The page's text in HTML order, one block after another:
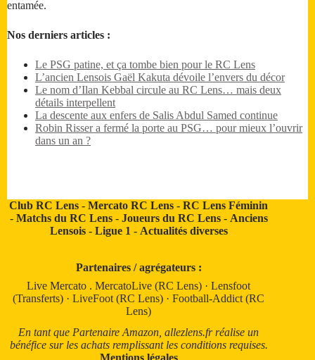
entamée.
Nos derniers articles :
Le PSG patine, et ça tombe bien pour le RC Lens
L’ancien Lensois Gaël Kakuta dévoile l’envers du décor
Le nom d’Ilan Kebbal circule au RC Lens… mais deux
détails interpellent
La descente aux enfers de Salis Abdul Samed continue
Robin Risser a fermé la porte au PSG… pour mieux l’ouvrir
dans un an ?
Club RC Lens -Mercato RC Lens -RC Lens Féminin
- Matchs du RC Lens- Joueurs du RC Lens- Anciens
Lensois- Ligue 1 - Actualités diverses
Partenaires / agrégateurs :
Live Mercato .MercatoLive (RC Lens) ·Lensfoot
(Transferts) ·LiveFoot (RC Lens) ·Football-Addict (RC
Lens)
En tant que Partenaire Amazon, allezlens.fr réalise un
bénéfice sur les achats remplissant les conditions requises.
Mentions légales